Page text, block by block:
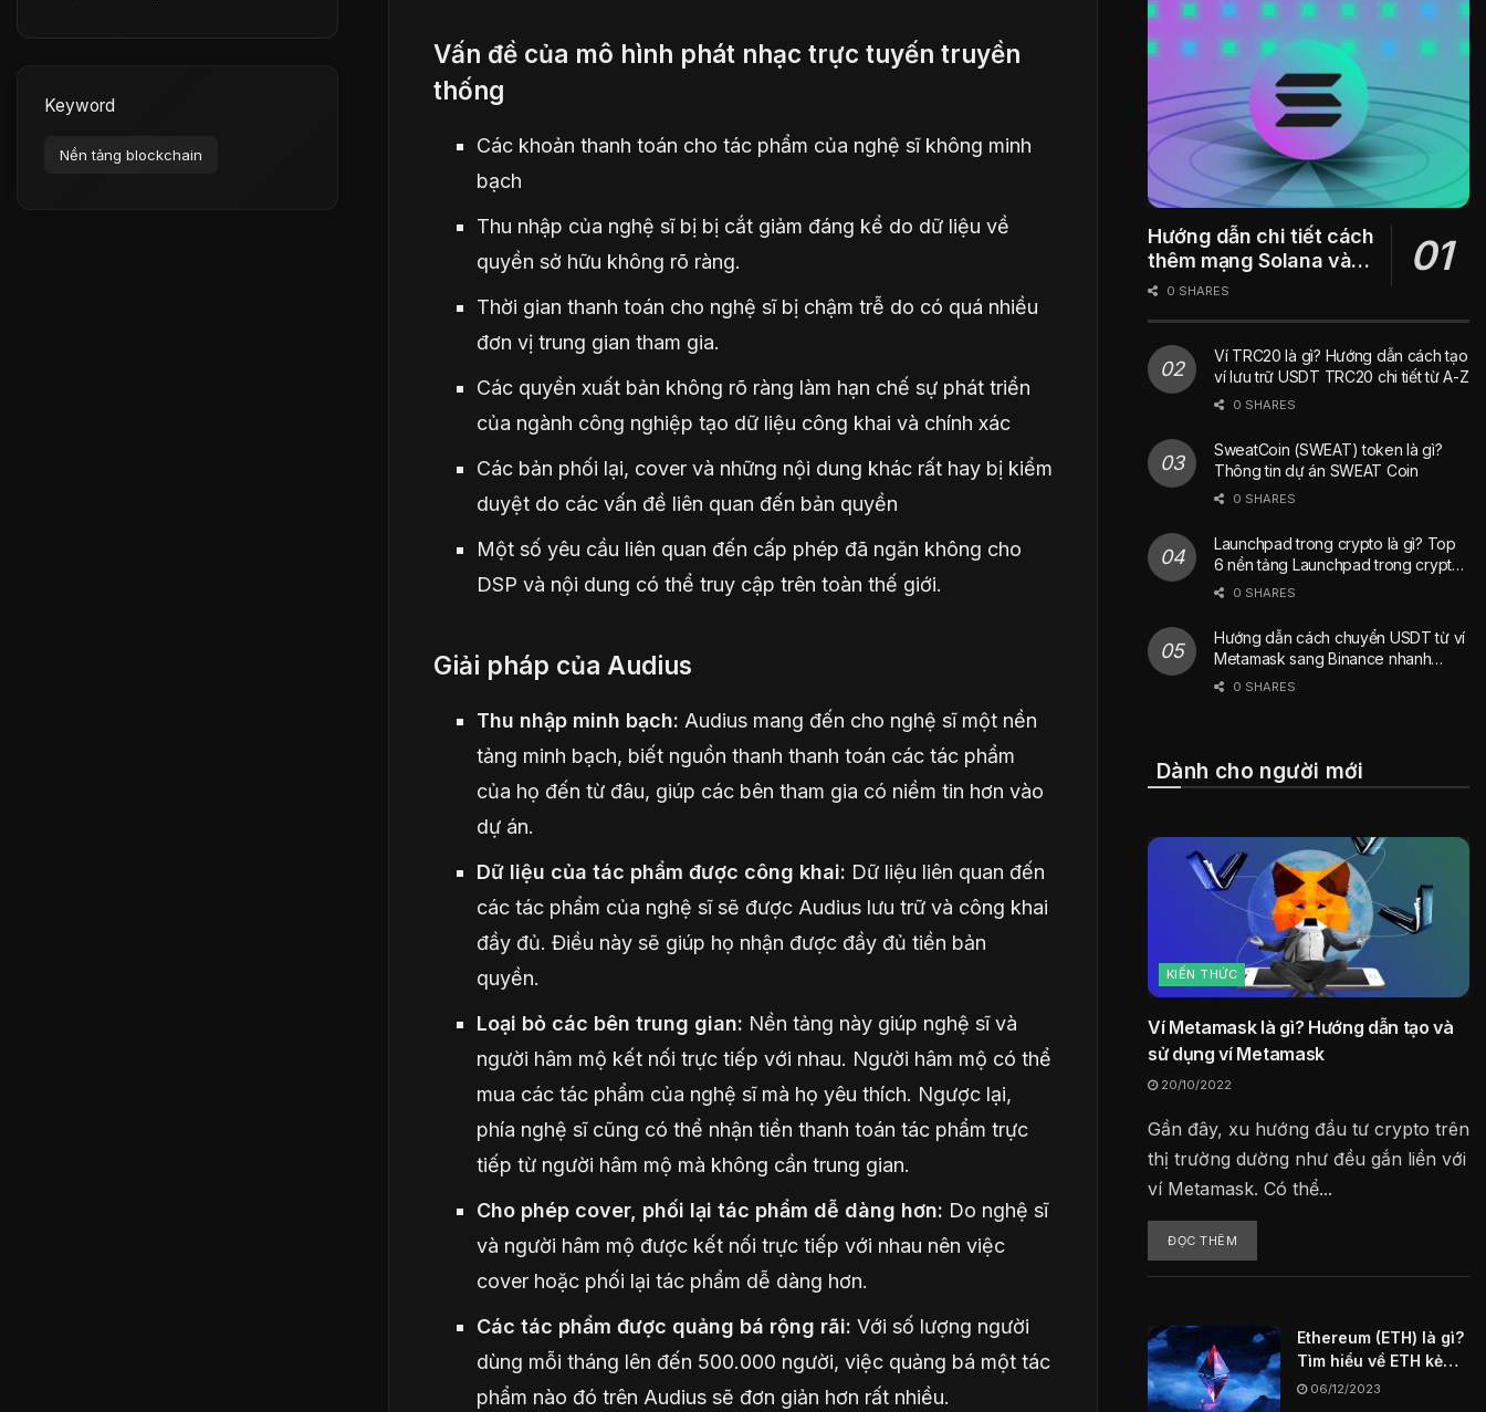
Vấn đề của mô hình phát nhạc trực tuyến truyền
thống
Các khoản thanh toán cho tác phẩm của nghệ sĩ không minh
bạch
Thu nhập của nghệ sĩ bị bị cắt giảm đáng kể do dữ liệu về
quyền sở hữu không rõ ràng.
Thời gian thanh toán cho nghệ sĩ bị chậm trễ do có quá nhiều
đơn vị trung gian tham gia.
Các quyền xuất bản không rõ ràng làm hạn chế sự phát triển
của ngành công nghiệp tạo dữ liệu công khai và chính xác
Các bản phối lại, cover và những nội dung khác rất hay bị kiểm
duyệt do các vấn đề liên quan đến bản quyền
Một số yêu cầu liên quan đến cấp phép đã ngăn không cho
DSP và nội dung có thể truy cập trên toàn thế giới.
Giải pháp của Audius
Thu nhập minh bạch: Audius mang đến cho nghệ sĩ một nền
tảng minh bạch, biết nguồn thanh thanh toán các tác phẩm
của họ đến từ đâu, giúp các bên tham gia có niềm tin hơn vào
dự án.
Dữ liệu của tác phẩm được công khai: Dữ liệu liên quan đến
các tác phẩm của nghệ sĩ sẽ được Audius lưu trữ và công khai
đầy đủ. Điều này sẽ giúp họ nhận được đầy đủ tiền bản
quyền.
Loại bỏ các bên trung gian: Nền tảng này giúp nghệ sĩ và
người hâm mộ kết nối trực tiếp với nhau. Người hâm mộ có thể
mua các tác phẩm của nghệ sĩ mà họ yêu thích. Ngược lại,
phía nghệ sĩ cũng có thể nhận tiền thanh toán tác phẩm trực
tiếp từ người hâm mộ mà không cần trung gian.
Cho phép cover, phối lại tác phẩm dễ dàng hơn: Do nghệ sĩ
và người hâm mộ được kết nối trực tiếp với nhau nên việc
cover hoặc phối lại tác phẩm dễ dàng hơn.
Các tác phẩm được quảng bá rộng rãi: Với số lượng người
dùng mỗi tháng lên đến 500.000 người, việc quảng bá một tác
phẩm nào đó trên Audius sẽ đơn giản hơn rất nhiều.
Keyword
Nền tảng blockchain
Hướng dẫn chi tiết cách
thêm mạng Solana vào
ví Metamask
0 SHARES
Ví TRC20 là gì? Hướng dẫn cách tạo
ví lưu trữ USDT TRC20 chi tiết từ A-Z
0 SHARES
SweatCoin (SWEAT) token là gì?
Thông tin dự án SWEAT Coin
0 SHARES
Launchpad trong crypto là gì? Top
6 nền tảng Launchpad trong crypto
phổ biến nhất hiện nay
0 SHARES
Hướng dẫn cách chuyển USDT từ ví
Metamask sang Binance nhanh
chóng
0 SHARES
Dành cho người mới
KIẾN THỨC
Ví Metamask là gì? Hướng dẫn tạo và
sử dụng ví Metamask
20/10/2022
Gần đây, xu hướng đầu tư crypto trên
thị trường dường như đều gắn liền với
ví Metamask. Có thể...
ĐỌC THÊM
Ethereum (ETH) là gì?
Tìm hiểu về ETH kẻ
thách thức vĩ đại
06/12/2023